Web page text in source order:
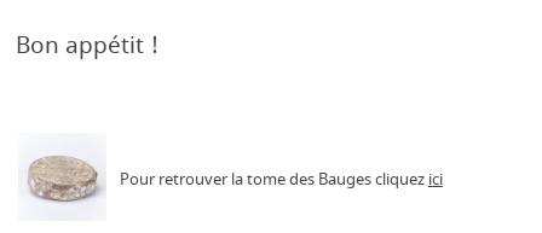
Bon appétit !
Pour retrouver la tome des Bauges cliquez ici